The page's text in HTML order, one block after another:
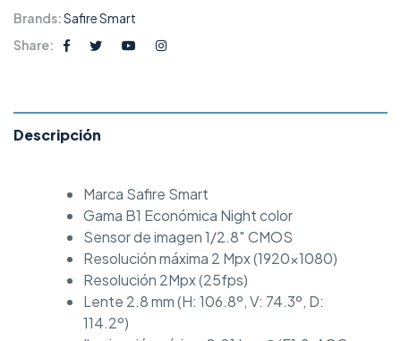
Brands:Safire Smart
Share:
Descripción
Marca Safire Smart
Gama B1 Económica Night color
Sensor de imagen 1/2.8″ CMOS
Resolución máxima 2 Mpx (1920×1080)
Resolución 2Mpx (25fps)
Lente 2.8 mm (H: 106.8º, V: 74.3º, D:
114.2º)